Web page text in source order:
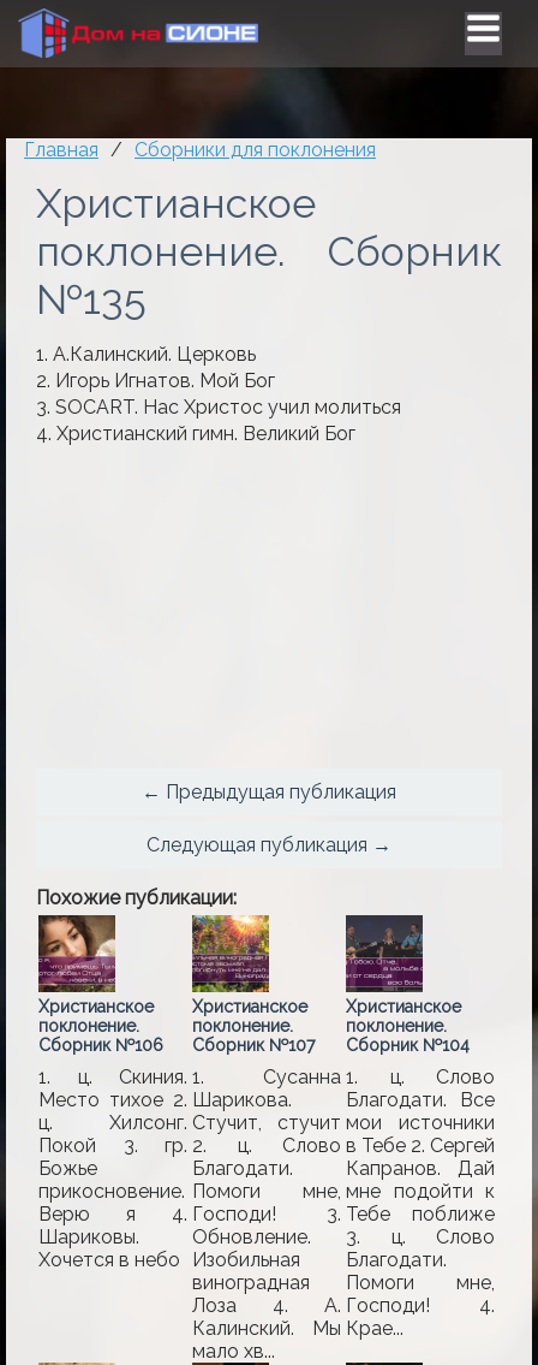
Главная / Сборники для поклонения
Христианское
поклонение. Сборник
№135
1. А.Калинский. Церковь
2. Игорь Игнатов. Мой Бог
3. SOCART. Нас Христос учил молиться
4. Христианский гимн. Великий Бог
← Предыдущая публикация
Следующая публикация →
Похожие публикации:
Христианское
поклонение.
Сборник №106
1. ц. Скиния.
Место тихое 2.
ц. Хилсонг.
Покой 3. гр.
Божье
прикосновение.
Верю я 4.
Шариковы.
Хочется в небо
Христианское
поклонение.
Сборник №107
1. Сусанна
Шарикова.
Стучит, стучит
2. ц. Слово
Благодати.
Помоги мне,
Господи! 3.
Обновление.
Изобильная
виноградная
Лоза 4. А.
Калинский. Мы
мало хв...
Христианское
поклонение.
Сборник №104
1. ц. Слово
Благодати. Все
мои источники
в Тебе 2. Сергей
Капранов. Дай
мне подойти к
Тебе поближе
3. ц. Слово
Благодати.
Помоги мне,
Господи! 4.
Крае...